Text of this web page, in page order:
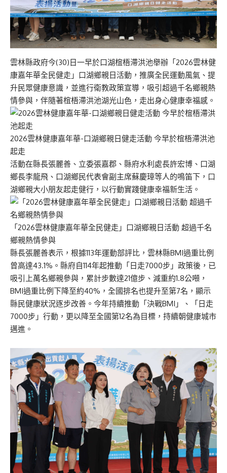
雲林縣政府今(30)日一早於口湖椬梧滯洪池舉辦「2026雲林健
康嘉年華全民健走」口湖鄉親日活動，推廣全民運動風氣、提
升民眾健康意識，並進行衛教政策宣導，吸引超過千名鄉親熱
情參與，伴隨著椬梧滯洪池湖光山色，走出身心健康幸福感。
2026雲林健康嘉年華-口湖鄉親日健走活動 今早於椬梧滯洪池
起走
活動在縣長張麗善、立委張嘉郡、縣府水利處長許宏博、口湖
鄉長李龍飛、口湖鄉民代表會副主席蘇慶璋等人的鳴笛下，口
湖鄉親大小朋友起走健行，以行動實踐健康幸福新生活。
「2026雲林健康嘉年華全民健走」口湖鄉親日活動 超過千名
鄉親熱情參與
縣長張麗善表示，根據113年運動部評比，雲林縣BMI過重比例
曾高達43.1%。縣府自114年起推動「日走7000步」政策後，已
吸引上萬名鄉親參與，累計步數達21億步、減重約1.8公噸，
BMI過重比例下降至約40%，全國排名也提升至第7名，顯示
縣民健康狀況逐步改善。今年持續推動「決戰BMI」、「日走
7000步」行動，更以降至全國第12名為目標，持續朝健康城市
邁進。